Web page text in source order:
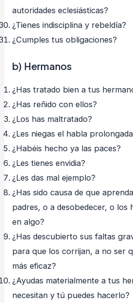
autoridades eclesiásticas?
¿Tienes indisciplina y rebeldía?
¿Cumples tus obligaciones?
b) Hermanos
¿Has tratado bien a tus
¿Has reñido con ellos?
¿Los has maltratado?
¿Les niegas el habla
¿Habéis hecho ya las paces?
¿Les tienes envidia?
¿Les das mal ejemplo?
¿Has sido causa de que
padres, o a desobedecer, o los
en algo?
¿Has descubierto sus faltas
para que los corrijan, a no ser
más eficaz?
¿Ayudas materialmente a tus
necesitan y tú puedes hacerlo?